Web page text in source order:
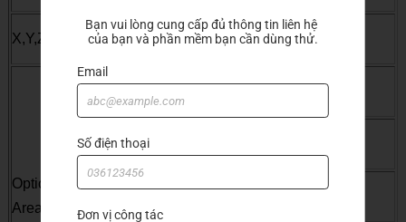
X,Y,Z Working Area 1300*2500*200mm|4´*8´
Optional Working
Area
Bạn vui lòng cung cấp đủ thông tin liên hệ
của bạn và phần mềm bạn cần dùng thử.
Email
Số điện thoại
Đơn vị công tác